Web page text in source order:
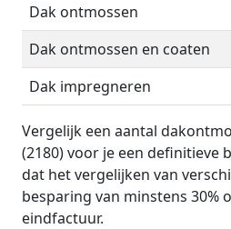
Dak ontmossen
Dak ontmossen en coaten
Dak impregneren
Vergelijk een aantal
(2180) voor je een definitieve
dat het vergelijken van
besparing van minstens 30%
eindfactuur.